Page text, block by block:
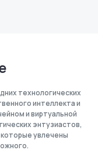
технологических
интеллекта и
и виртуальной
энтузиастов,
увлечены